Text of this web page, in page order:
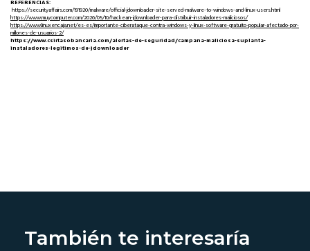
REFERENCIAS:
https://securityaffairs.com/191920/malware/official-jdownloader-site-served-malware-to-windows-and-linux-users.html
https://www.muycomputer.com/2026/05/10/hackean-jdownloader-para-distribuir-instaladores-maliciosos/
https://www.linuxencaja.net/es-es/importante-ciberataque-contra-windows-y-linux-software-gratuito-popular-afectado-por-
millones-de-usuarios-2/
https://www.csirtasobancaria.com/alertas-de-seguridad/campana-maliciosa-suplanta-
instaladores-legitimos-de-jdownloader
También te interesaría